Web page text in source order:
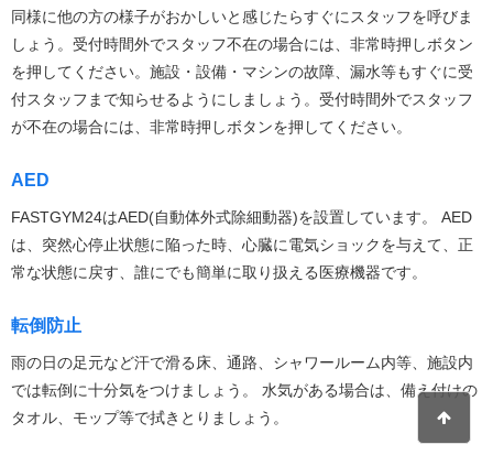
同様に他の方の様子がおかしいと感じたらすぐにスタッフを呼びま
しょう。受付時間外でスタッフ不在の場合には、非常時押しボタン
を押してください。施設・設備・マシンの故障、漏水等もすぐに受
付スタッフまで知らせるようにしましょう。受付時間外でスタッフ
が不在の場合には、非常時押しボタンを押してください。
AED
FASTGYM24はAED(自動体外式除細動器)を設置しています。 AED
は、突然心停止状態に陥った時、心臓に電気ショックを与えて、正
常な状態に戻す、誰にでも簡単に取り扱える医療機器です。
転倒防止
雨の日の足元など汗で滑る床、通路、シャワールーム内等、施設内
では転倒に十分気をつけましょう。 水気がある場合は、備え付けの
タオル、モップ等で拭きとりましょう。